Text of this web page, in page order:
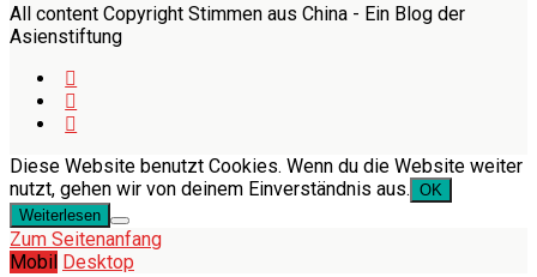
All content Copyright Stimmen aus China - Ein Blog der
Asienstiftung
Diese Website benutzt Cookies. Wenn du die Website weiter
nutzt, gehen wir von deinem Einverständnis aus. OK
Weiterlesen
Zum Seitenanfang
Mobil Desktop